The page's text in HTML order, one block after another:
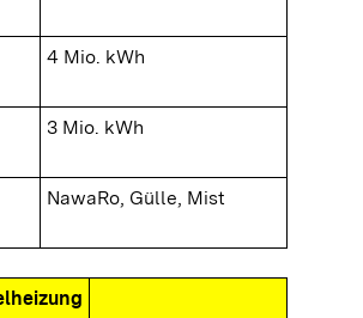
4 Mio. kWh
3 Mio. kWh
NawaRo, Gülle, Mist